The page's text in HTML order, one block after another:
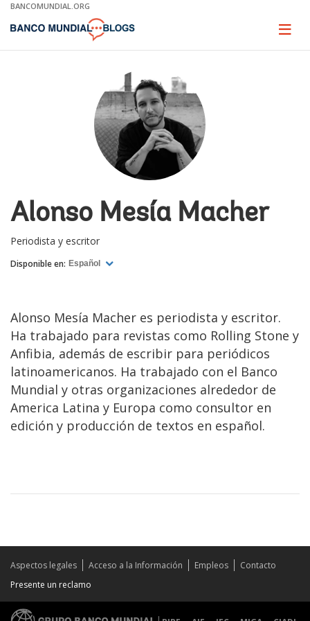
Skip
Main
BANCOMUNDIAL.ORG
Page
Alonso Mesía Macher
Periodista y escritor
Disponible en: Español
Alonso Mesía Macher es periodista y escritor.
Ha trabajado para revistas como Rolling Stone y
Anfibia, además de escribir para periódicos
latinoamericanos. Ha trabajado con el Banco
Mundial y otras organizaciones alrededor de
America Latina y Europa como consultor en
edición y producción de textos en español.
Aspectos legales Acceso a la Información Empleos
Contacto
Presente un reclamo